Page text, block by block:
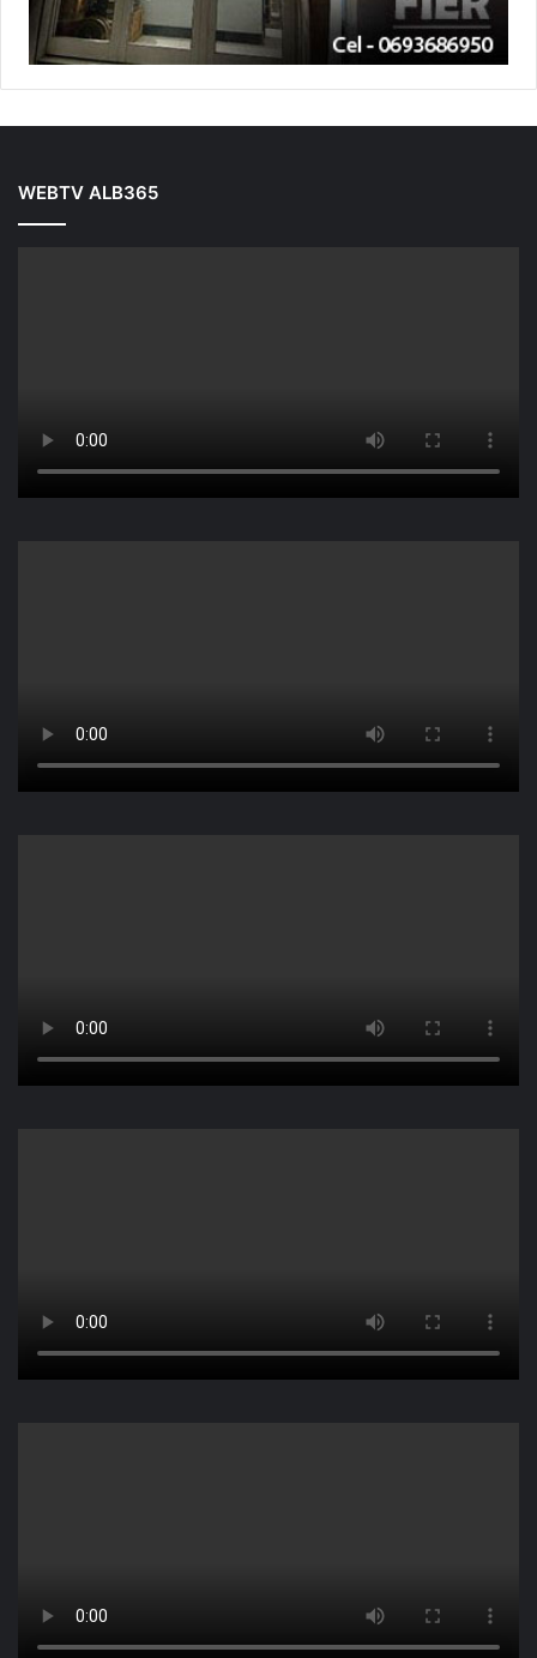
WEBTV ALB365